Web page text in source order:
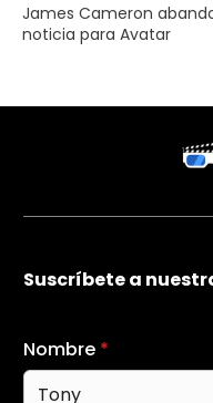
James Cameron
noticia para Avatar
Suscríbete a
Nombre *